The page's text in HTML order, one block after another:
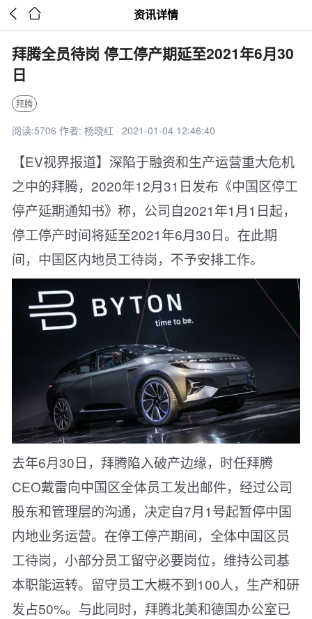
  资讯详情
拜腾全员待岗 停工停产期延至2021年6月30
日
拜腾
阅读:5706 作者: 杨晓红 · 2021-01-04 12:46:40
【EV视界报道】深陷于融资和生产运营重大危机
之中的拜腾，2020年12月31日发布《中国区停工
停产延期通知书》称，公司自2021年1月1日起，
停工停产时间将延至2021年6月30日。在此期
间，中国区内地员工待岗，不予安排工作。
去年6月30日，拜腾陷入破产边缘，时任拜腾
CEO戴雷向中国区全体员工发出邮件，经过公司
股东和管理层的沟通，决定自7月1号起暂停中国
内地业务运营。在停工停产期间，全体中国区员
工待岗，小部分员工留守必要岗位，维持公司基
本职能运转。留守员工大概不到100人，生产和研
发占50%。与此同时，拜腾北美和德国办公室已